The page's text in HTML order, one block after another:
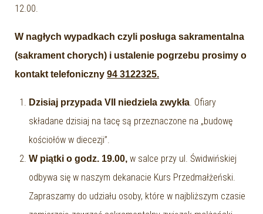
12.00.
W nagłych wypadkach czyli posługa sakramentalna
(sakrament chorych) i ustalenie pogrzebu prosimy o
kontakt telefoniczny 94 3122325.
Dzisiaj przypada VII niedziela zwykła. Ofiary
składane dzisiaj na tacę są przeznaczone na „budowę
kościołów w diecezji”.
W piątki o godz. 19.00, w salce przy ul. Świdwińskiej
odbywa się w naszym dekanacie Kurs Przedmałżeński.
Zapraszamy do udziału osoby, które w najbliższym czasie